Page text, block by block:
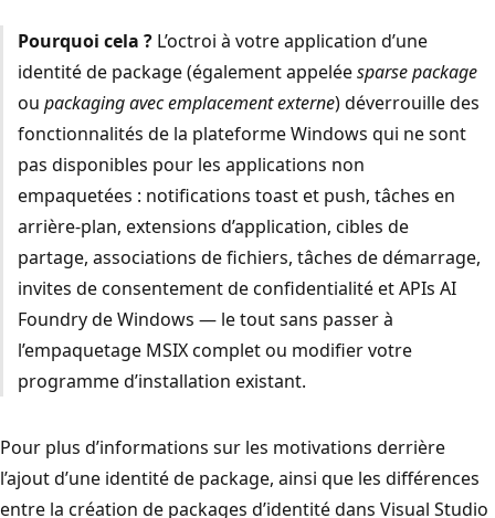
Pourquoi cela ?L’octroi à votre application d’une
identité de package (également appeléesparse package
ou packaging avec emplacement externe) déverrouille des
fonctionnalités de la plateforme Windows qui ne sont
pas disponibles pour les applications non
empaquetées : notifications toast et push, tâches en
arrière-plan, extensions d’application, cibles de
partage, associations de fichiers, tâches de démarrage,
invites de consentement de confidentialité et APIs AI
Foundry de Windows — le tout sans passer à
l’empaquetage MSIX complet ou modifier votre
programme d’installation existant.
Pour plus d’informations sur les motivations derrière
l’ajout d’une identité de package, ainsi que les différences
entre la création de packages d’identité dans Visual Studio